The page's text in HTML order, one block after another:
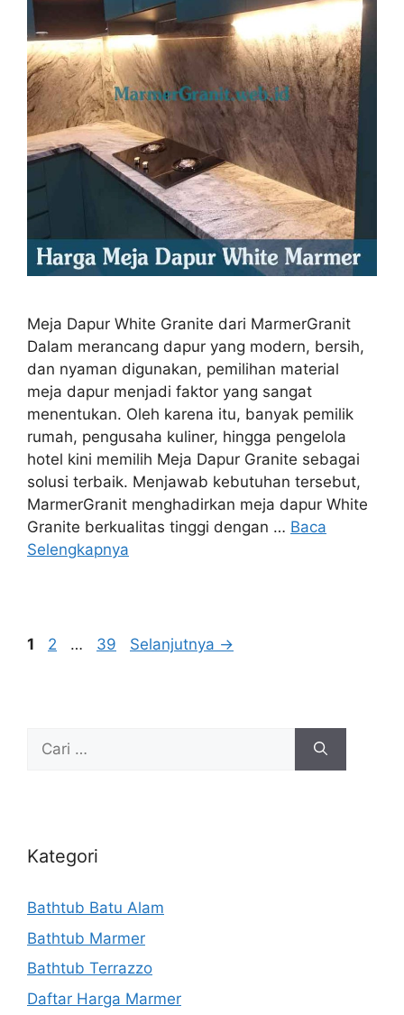
Meja Dapur White Granite dari MarmerGranit
Dalam merancang dapur yang modern, bersih,
dan nyaman digunakan, pemilihan material
meja dapur menjadi faktor yang sangat
menentukan. Oleh karena itu, banyak pemilik
rumah, pengusaha kuliner, hingga pengelola
hotel kini memilih Meja Dapur Granite sebagai
solusi terbaik. Menjawab kebutuhan tersebut,
MarmerGranit menghadirkan meja dapur White
Granite berkualitas tinggi dengan … Baca
Selengkapnya
Halaman
1 Halaman
2 … Halaman
39 Selanjutnya →
Cari
Kategori
Bathtub Batu Alam
Bathtub Marmer
Bathtub Terrazzo
Daftar Harga Marmer